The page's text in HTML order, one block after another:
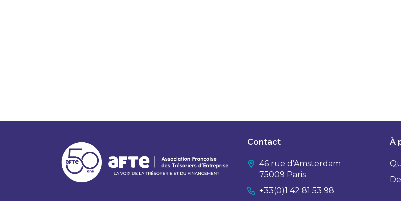
Contact
46 rue d’Amsterdam
75009 Paris
+33(0)1 42 81 53 98
À